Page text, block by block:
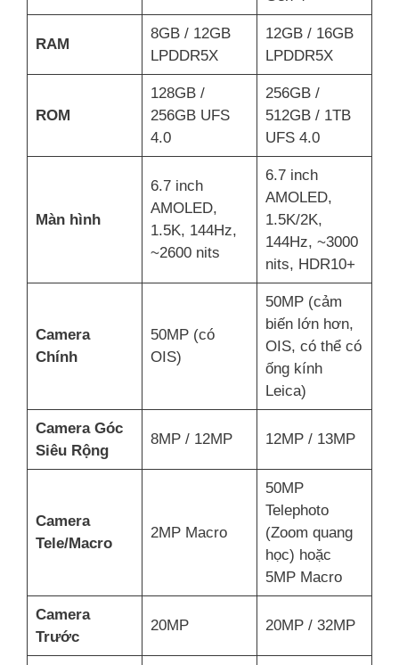
RAM
8GB / 12GB
LPDDR5X
12GB / 16GB
LPDDR5X
ROM
128GB /
256GB UFS
4.0
256GB /
512GB / 1TB
UFS 4.0
Màn hình
6.7 inch
AMOLED,
1.5K, 144Hz,
~2600 nits
6.7 inch
AMOLED,
1.5K/2K,
144Hz, ~3000
nits, HDR10+
Camera
Chính
50MP (có
OIS)
50MP (cảm
biến lớn hơn,
OIS, có thể có
ống kính
Leica)
Camera Góc
Siêu Rộng
8MP / 12MP 12MP / 13MP
Camera
Tele/Macro
2MP Macro
50MP
Telephoto
(Zoom quang
học) hoặc
5MP Macro
Camera
Trước
20MP 20MP / 32MP